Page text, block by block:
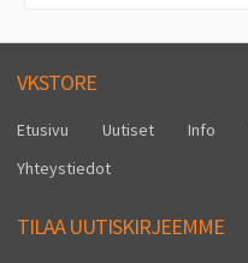
VKSTORE
Etusivu Uutiset Info
Yhteystiedot
TILAA UUTISKIRJEEMME